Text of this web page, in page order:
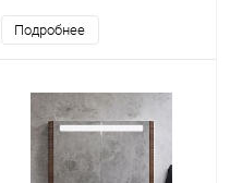
Подробнее